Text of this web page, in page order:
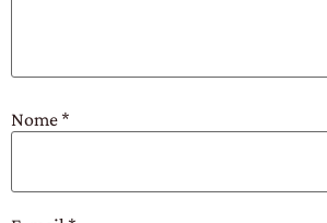
Nome*